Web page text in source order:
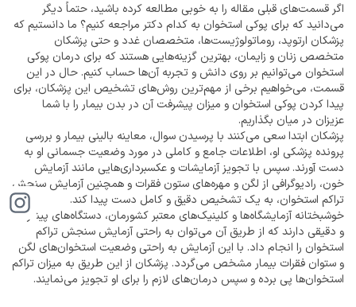
اگر قسمت‌های قبلی مقاله را به خوبی مطالعه کرده‌ باشید، حتماً دیگر
می‌دانید که برای پوکی استخوان به کدام دکتر مراجعه کنیم؟ ما دانستیم که
پزشکان ارتوپد، روماتولوژیست‌ها، متخصصان غدد و حتی پزشکان
متخصص زنان و زایمان، بهترین گزینه‌هایی هستند که برای درمان پوکی
استخوان می‌توانیم بر روی دانش و تجربه آن‌ها حساب کنیم. حال در این
قسمت، می‌خواهیم برخی از مهم‌ترین روش‌های تشخیص این پزشکان، برای
پیدا کردن پوکی استخوان و میزان پیشرفت آن در بدن بیمار را با شما
عزیزان در میان بگذاریم.
پزشکان ابتدا سعی می‌کنند با پرسیدن سوال، معاینه بالینی بیمار و بررسی
پرونده پزشکی او، اطلاعات جامع و کاملی در مورد وضعیت جسمانی او به
دست آورند. سپس با تجویز آزمایشات و عکسبرداری‌هایی مانند آزمایش
خون، رادیوگرافی از لگن و مهره‌های ستون فقرات و همچنین آزمایش سنجش
تراکم استخوان، به یک تشخیص دقیق و کامل دست پیدا کند.
خوشبختانه آزمایشگاه‌ها و کلینیک‌های معتبر کشورمان، دستگاه‌های پیشرفته
و دقیقی دارند که از طریق آن می‌توان به راحتی آزمایش سنجش تراکم
استخوان را انجام داد. با این آزمایش به راحتی وضعیت استخوان‌های لگن
و ستوان فقرات بیمار مشخص می‌گردد. پزشکان از این طریق به میزان تراکم
استخوان‌ها پی برده و سپس درمان‌های لازم را برای او تجویز می‌نمایند.